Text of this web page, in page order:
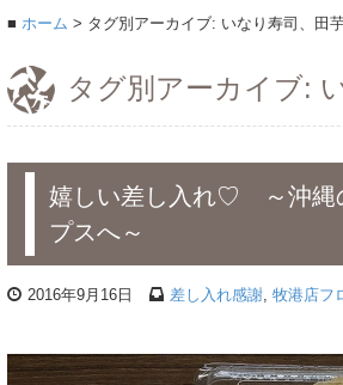
ホーム タグ別アーカイブ: いなり寿司、田
タグ別アーカイブ:
嬉しい差し入れ♡ ～沖縄
プスへ～
2016年9月16日 差し入れ感謝, 牧港店フ